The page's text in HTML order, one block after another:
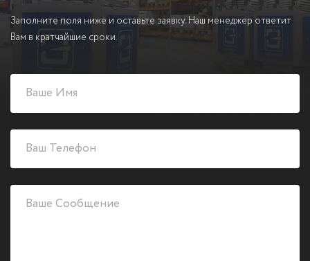
Заполните поля ниже и оставьте заявку. Наш менеджер ответит
Вам в кратчайшие сроки.